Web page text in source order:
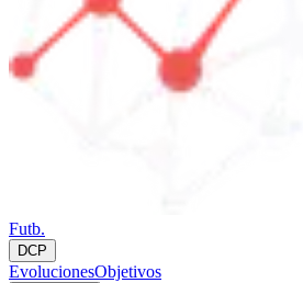
Futb.
DCP
EvolucionesObjetivos